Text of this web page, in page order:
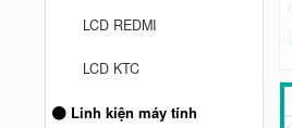
LCD REDMI
LCD KTC
Linh kiện máy tính